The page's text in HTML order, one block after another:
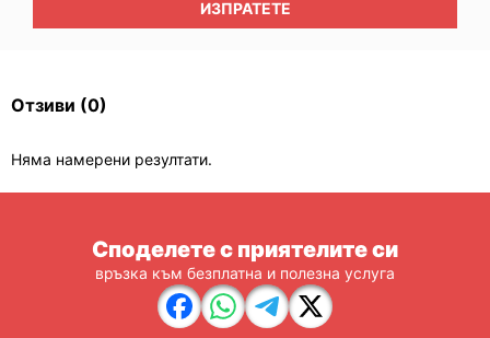
ИЗПРАТЕТЕ
Отзиви (0)
Няма намерени резултати.
Споделете с приятелите си
връзка към безплатна и полезна услуга